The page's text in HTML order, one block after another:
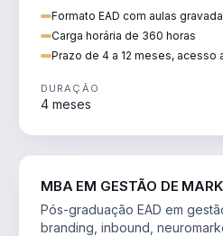
Formato EAD com aulas
Carga horária de 360 horas
Prazo de 4 a 12 meses, acesso
DURAÇÃO
4 meses
MBA EM GESTÃO DE
Pós-graduação EAD em
branding, inbound,